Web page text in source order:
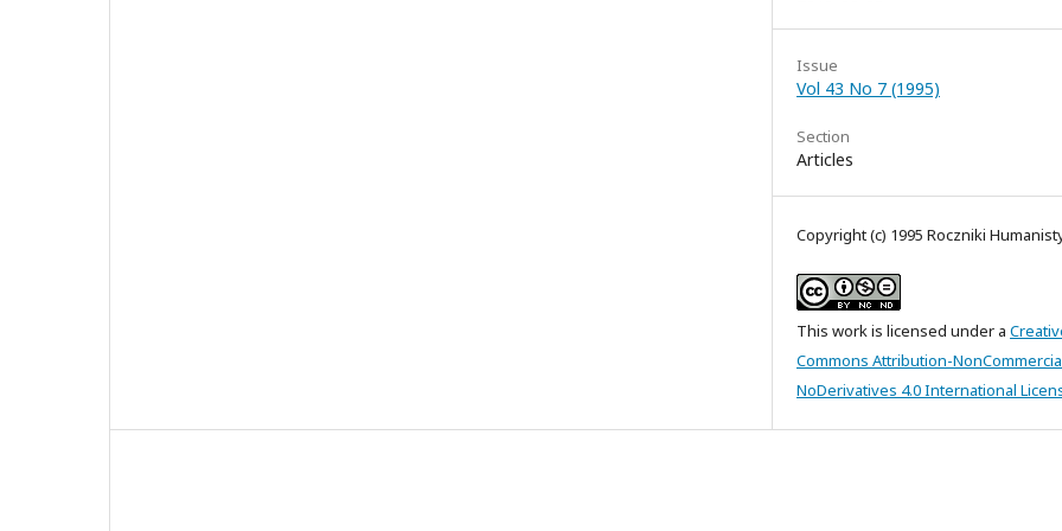
Issue
Vol 43 No 7 (1995)
Section
Articles
Copyright (c) 1995 Roczniki
This work is licensed under a
Commons Attribution-
NoDerivatives 4.0 International